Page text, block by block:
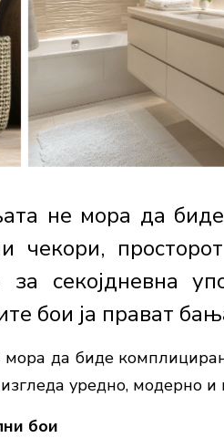
не мора да
чекори,
секојдневна
бои ја прават
да биде
уредно, модерно и
бои